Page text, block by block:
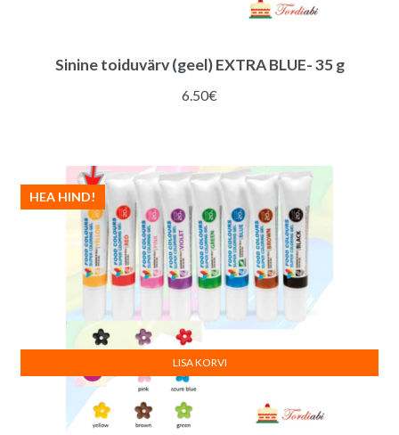
Sinine toiduvärv (geel) EXTRA BLUE- 35 g
6.50€
HEA HIND!
LISA KORVI